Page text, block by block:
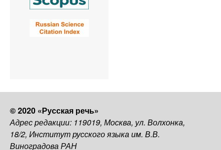
© 2020 «Русская речь»
Адрес редакции: 119019, Москва, ул. Волхонка,
18/2, Институт русского языка им. В.В.
Виноградова РАН